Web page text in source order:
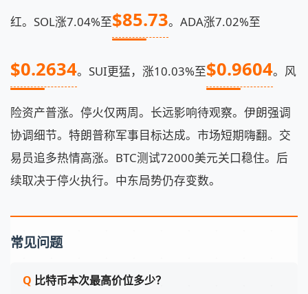
红。SOL涨7.04%至$85.73。ADA涨7.02%至
$0.2634。SUI更猛，涨10.03%至$0.9604。风
险资产普涨。停火仅两周。长远影响待观察。伊朗强调
协调细节。特朗普称军事目标达成。市场短期嗨翻。交
易员追多热情高涨。BTC测试72000美元关口稳住。后
续取决于停火执行。中东局势仍存变数。
常见问题
比特币本次最高价位多少？